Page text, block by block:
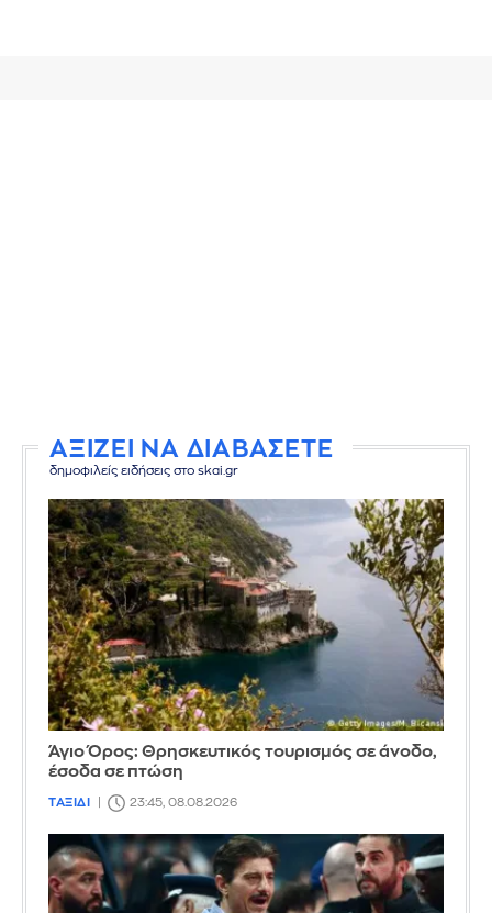
ΑΞΙΖΕΙ ΝΑ ΔΙΑΒΑΣΕΤΕ
δημοφιλείς ειδήσεις στο skai.gr
Άγιο Όρος: Θρησκευτικός τουρισμός σε άνοδο,
έσοδα σε πτώση
ΤΑΞΙΔΙ 23:45, 08.08.2026